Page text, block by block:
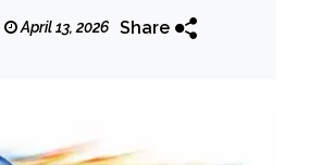
April 13, 2026 Share